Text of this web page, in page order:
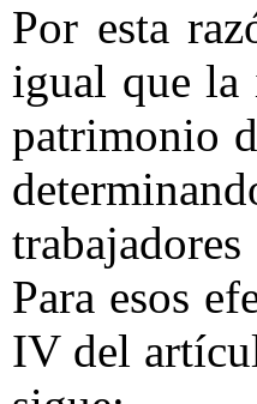
Por esta
igual que la
patrimonio
Para esos
IV del